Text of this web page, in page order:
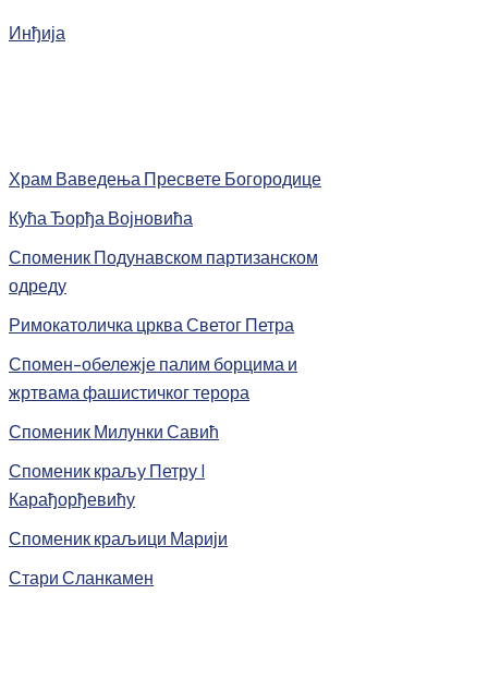
Инђија
Храм Ваведења Пресвете Богородице
Кућа Ђорђа Војновића
Споменик Подунавском партизанском
одреду
Римокатоличка црква Светог Петра
Спомен-обележје палим борцима и
жртвама фашистичког терора
Споменик Милунки Савић
Споменик краљу Петру I
Карађорђевићу
Споменик краљици Марији
Стари Сланкамен